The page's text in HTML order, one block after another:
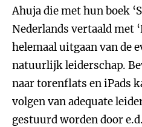
Ahuja die met hun boek
Nederlands vertaald met
helemaal uitgaan van de
natuurlijk leiderschap.
naar torenflats en iPads
volgen van adequate
gestuurd worden door